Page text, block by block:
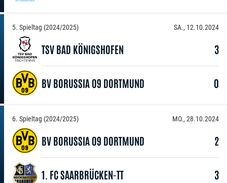
5. Spieltag (2024/2025) SA., 12.10.2024
TSV BAD KÖNIGSHOFEN 3
BV BORUSSIA 09 DORTMUND 0
6. Spieltag (2024/2025) MO., 28.10.2024
BV BORUSSIA 09 DORTMUND 2
1. FC SAARBRÜCKEN-TT 3